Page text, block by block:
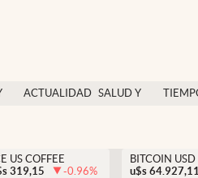
ACTUALIDAD SALUD Y
México
US COFFEE
319,15 -0.96%
BITCOIN USD
u$s